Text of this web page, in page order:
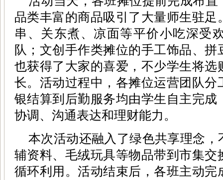
品类丰富的商品吸引了大量师生驻
串、关东煮、凉面等平价小吃深受
队；文创手作类摊位的手工饰品、
也获得了大家的喜爱，不少学生将
长。活动过程中，各摊位运营团队
银结算到后勤服务均由学生自主完
协调、沟通表达和理财能力。
本次活动还融入了绿色共享理念
辅资料、毛绒玩具等物品带到市集
循环利用。活动结束后，各班主动